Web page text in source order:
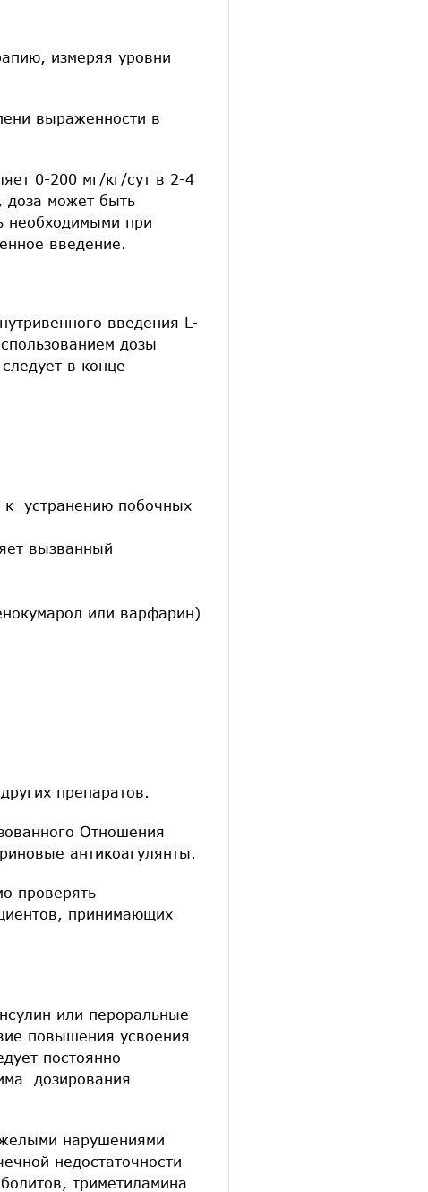
измеряя уровни
выраженности в
0-200 мг/кг/сут в 2-4
доза может быть
необходимыми при
введение.
введения L-
дозы
в конце
к устранению побочных
вызванный
или варфарин)
препаратов.
Отношения
антикоагулянты.
проверять
принимающих
или пероральные
повышения усвоения
постоянно
дозирования
нарушениями
недостаточности
триметиламина